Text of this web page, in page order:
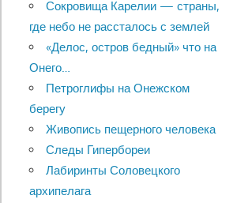
Сокровища Карелии — страны,
где небо не рассталось с землей
«Делос, остров бедный» что на
Онего…
Петроглифы на Онежском
берегу
Живопись пещерного человека
Следы Гипербореи
Лабиринты Соловецкого
архипелага